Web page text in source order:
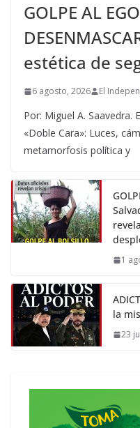
GOLPE AL
estética de
6 agosto, 2026 El
Por: Miguel A. Saavedra.
«Doble Cara»: Luces,
metamorfosis política y
1
la
23